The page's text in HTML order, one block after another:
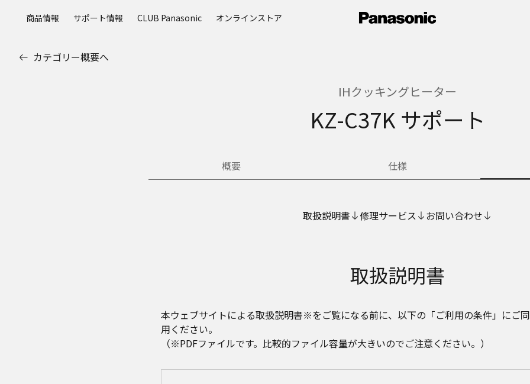
商品情報 サポート情報 CLUB Panasonic オンラインストア
カテゴリー概要へ
IHクッキングヒーター
KZ-C37K サポート
概要 仕様
取扱説明書 修理サービス お問い合わせ
取扱説明書
本ウェブサイトによる取扱説明書※をご覧になる前に、以下の「ご利用の条件」にご
用ください。
（※PDFファイルです。比較的ファイル容量が大きいのでご注意ください。）